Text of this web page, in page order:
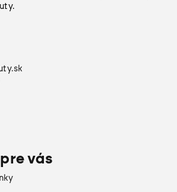
vás